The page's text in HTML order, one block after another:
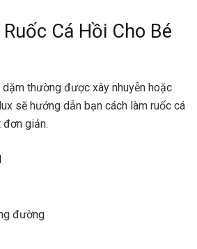
Cá Hồi Cho Bé
thường được xây nhuyễn hoặc
sẽ hướng dẫn bạn cách làm ruốc cá
giản.
đường